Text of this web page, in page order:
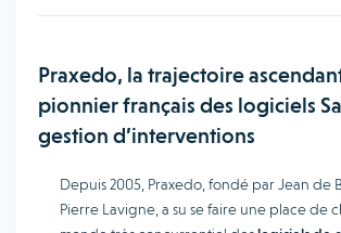
Praxedo, la trajectoire
pionnier français des logiciels
gestion d’interventions
Depuis 2005, Praxedo, fondé par Jean de
Pierre Lavigne, a su se faire une place de